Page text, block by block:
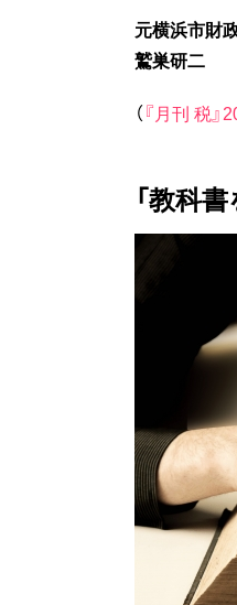
元横浜市財
鷲巣研二
（『月刊 税
「教科